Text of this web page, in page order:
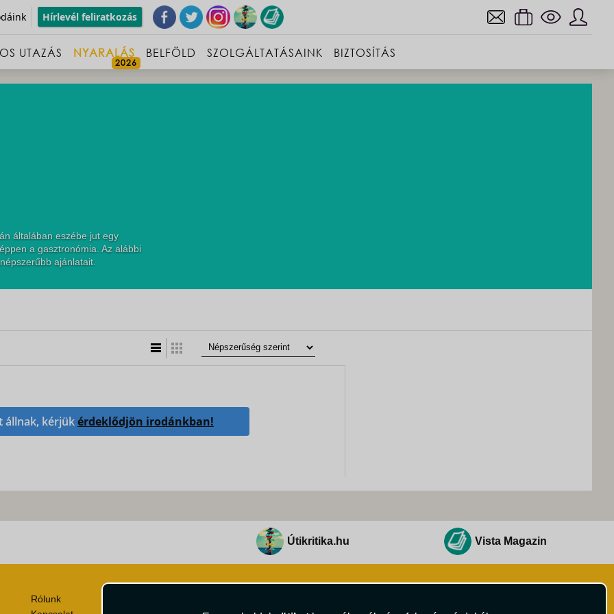
Hírlevél feliratkozás
UTAZÁS NYARALÁS BELFÖLD SZOLGÁLTATÁSAINK BIZTOSÍTÁS
általában eszébe jut egy
a gasztronómia. Az alábbi
ajánlatait.
állnak, kérjükérdeklődjön irodánkban!
Útikritika.hu Vista Magazin
Rólunk